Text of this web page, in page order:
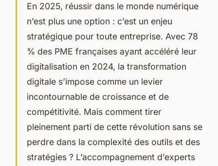
En 2025, réussir dans le monde numérique
n’est plus une option : c’est un enjeu
stratégique pour toute entreprise. Avec 78
% des PME françaises ayant accéléré leur
digitalisation en 2024, la transformation
digitale s’impose comme un levier
incontournable de croissance et de
compétitivité. Mais comment tirer
pleinement parti de cette révolution sans se
perdre dans la complexité des outils et des
stratégies ? L’accompagnement d’experts